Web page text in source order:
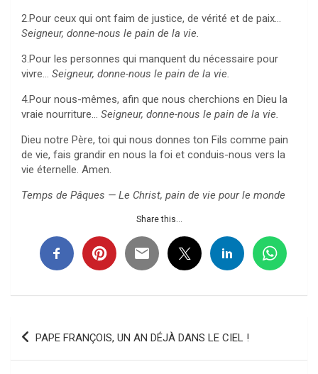
2.Pour ceux qui ont faim de justice, de vérité et de paix…
Seigneur, donne-nous le pain de la vie.
3.Pour les personnes qui manquent du nécessaire pour
vivre… Seigneur, donne-nous le pain de la vie.
4.Pour nous-mêmes, afin que nous cherchions en Dieu la
vraie nourriture… Seigneur, donne-nous le pain de la vie.
Dieu notre Père, toi qui nous donnes ton Fils comme pain
de vie, fais grandir en nous la foi et conduis-nous vers la
vie éternelle. Amen.
Temps de Pâques — Le Christ, pain de vie pour le monde
Share this...
Navigation
PAPE FRANÇOIS, UN AN DÉJÀ DANS LE CIEL !